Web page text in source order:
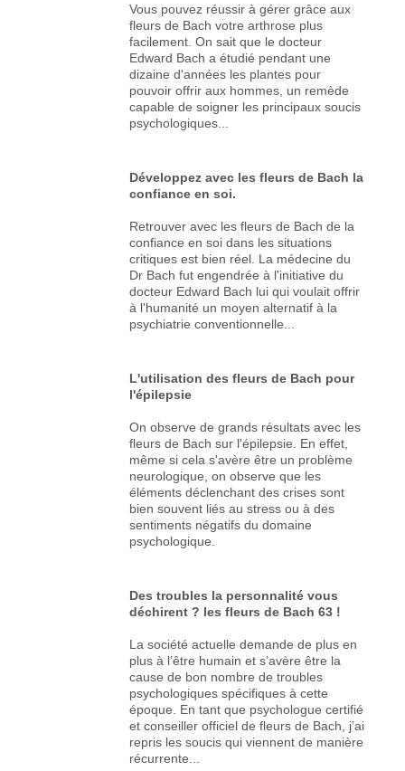
Vous pouvez réussir à gérer grâce aux
fleurs de Bach votre arthrose plus
facilement. On sait que le docteur
Edward Bach a étudié pendant une
dizaine d'années les plantes pour
pouvoir offrir aux hommes, un remède
capable de soigner les principaux soucis
psychologiques...
Développez avec les fleurs de Bach la
confiance en soi.
Retrouver avec les fleurs de Bach de la
confiance en soi dans les situations
critiques est bien réel. La médecine du
Dr Bach fut engendrée à l'initiative du
docteur Edward Bach lui qui voulait offrir
à l'humanité un moyen alternatif à la
psychiatrie conventionnelle...
L'utilisation des fleurs de Bach pour
l'épilepsie
On observe de grands résultats avec les
fleurs de Bach sur l'épilepsie. En effet,
même si cela s'avère être un problème
neurologique, on observe que les
éléments déclenchant des crises sont
bien souvent liés au stress ou à des
sentiments négatifs du domaine
psychologique.
Des troubles la personnalité vous
déchirent ? les fleurs de Bach 63 !
La société actuelle demande de plus en
plus à l’être humain et s’avère être la
cause de bon nombre de troubles
psychologiques spécifiques à cette
époque. En tant que psychologue certifié
et conseiller officiel de fleurs de Bach, j’ai
repris les soucis qui viennent de manière
récurrente...